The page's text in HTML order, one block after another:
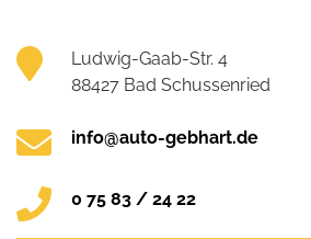
Ludwig-Gaab-Str. 4
88427 Bad Schussenried
info@auto-gebhart.de
0 75 83 / 24 22